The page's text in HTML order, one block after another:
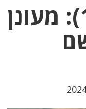
האוויר(15/03): מעונן